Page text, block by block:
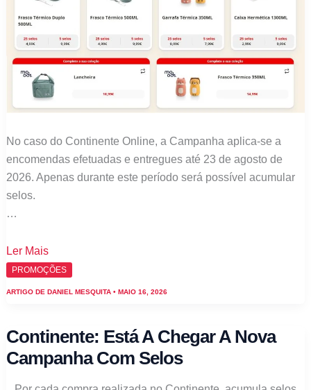
No caso do Continente Online, a Campanha aplica-se a
encomendas efetuadas e entregues até 23 de agosto de
2026. Apenas durante este período será possível acumular
selos.
…
Continente
sobre
a
Ler Mais
PROMOÇÕES
ARTIGO DE DANIEL MESQUITA • MAIO 16, 2026
Continente: Está A Chegar A Nova
Campanha Com Selos